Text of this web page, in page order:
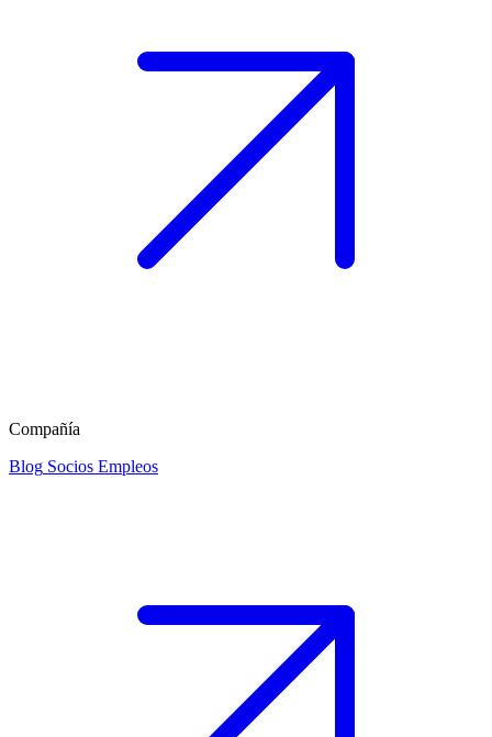
Compañía
Blog Socios Empleos